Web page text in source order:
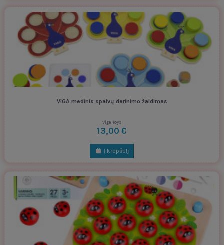
VIGA medinis spalvų derinimo žaidimas
Viga Toys
13,00 €
Į krepšelį